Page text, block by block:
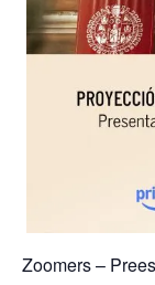
Zoomers –